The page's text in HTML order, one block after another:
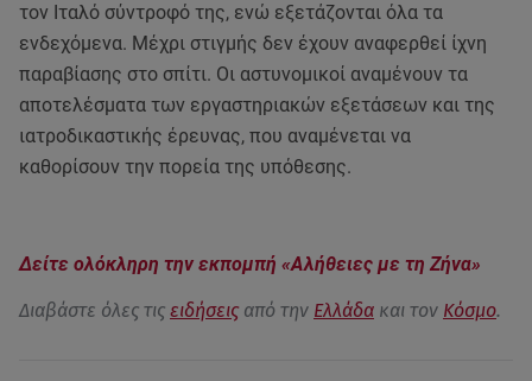
τον Ιταλό σύντροφό της, ενώ εξετάζονται όλα τα
ενδεχόμενα. Μέχρι στιγμής δεν έχουν αναφερθεί ίχνη
παραβίασης στο σπίτι. Οι αστυνομικοί αναμένουν τα
αποτελέσματα των εργαστηριακών εξετάσεων και της
ιατροδικαστικής έρευνας, που αναμένεται να
καθορίσουν την πορεία της υπόθεσης.
Δείτε ολόκληρη την εκπομπή «Αλήθειες με τη Ζήνα»
Διαβάστε όλες τις ειδήσεις από την Ελλάδα και τον Κόσμο.